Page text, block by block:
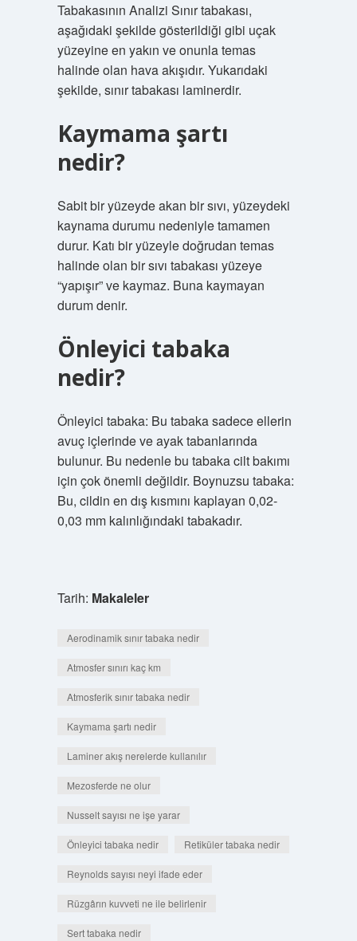
Tabakasının Analizi Sınır tabakası,
aşağıdaki şekilde gösterildiği gibi uçak
yüzeyine en yakın ve onunla temas
halinde olan hava akışıdır. Yukarıdaki
şekilde, sınır tabakası laminerdir.
Kaymama şartı
nedir?
Sabit bir yüzeyde akan bir sıvı, yüzeydeki
kaynama durumu nedeniyle tamamen
durur. Katı bir yüzeyle doğrudan temas
halinde olan bir sıvı tabakası yüzeye
“yapışır” ve kaymaz. Buna kaymayan
durum denir.
Önleyici tabaka
nedir?
Önleyici tabaka: Bu tabaka sadece ellerin
avuç içlerinde ve ayak tabanlarında
bulunur. Bu nedenle bu tabaka cilt bakımı
için çok önemli değildir. Boynuzsu tabaka:
Bu, cildin en dış kısmını kaplayan 0,02-
0,03 mm kalınlığındaki tabakadır.
Tarih: Makaleler
Aerodinamik sınır tabaka nedir
Atmosfer sınırı kaç km
Atmosferik sınır tabaka nedir
Kaymama şartı nedir
Laminer akış nerelerde kullanılır
Mezosferde ne olur
Nusselt sayısı ne işe yarar
Önleyici tabaka nedir Retiküler tabaka nedir
Reynolds sayısı neyi ifade eder
Rüzgârın kuvveti ne ile belirlenir
Sert tabaka nedir